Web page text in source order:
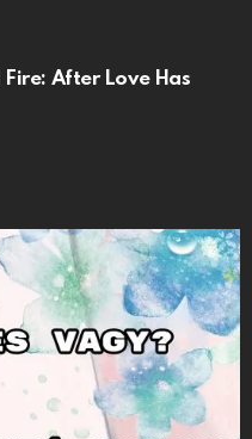
Fire: After Love Has